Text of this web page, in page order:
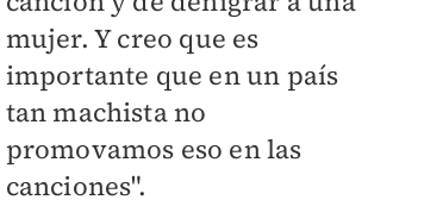
mujer. Y creo que es
importante que en un país
tan machista no
promovamos eso en las
canciones".